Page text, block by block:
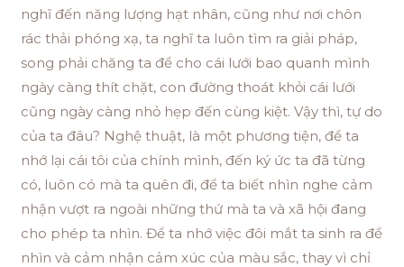
nghĩ đến năng lượng hạt nhân, cũng như nơi chôn
rác thải phóng xạ, ta nghĩ ta luôn tìm ra giải pháp,
song phải chăng ta để cho cái lưới bao quanh mình
ngày càng thít chặt, con đường thoát khỏi cái lưới
cũng ngày càng nhỏ hẹp đến cùng kiệt. Vậy thì, tự do
của ta đâu? Nghệ thuật, là một phương tiện, để ta
nhớ lại cái tôi của chính mình, đến ký ức ta đã từng
có, luôn có mà ta quên đi, để ta biết nhìn nghe cảm
nhận vượt ra ngoài những thứ mà ta và xã hội đang
cho phép ta nhìn. Để ta nhớ việc đôi mắt ta sinh ra để
nhìn và cảm nhận cảm xúc của màu sắc, thay vì chỉ